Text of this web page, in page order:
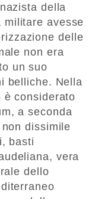
della
militare avesse
delle
non era
un suo
belliche. Nella
considerato
a seconda
dissimile
basti
vera
dello